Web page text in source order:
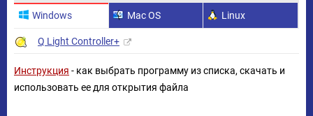
Windows Mac OS Linux
Q Light Controller+
Инструкция - как выбрать программу из списка, скачать и
использовать ее для открытия файла